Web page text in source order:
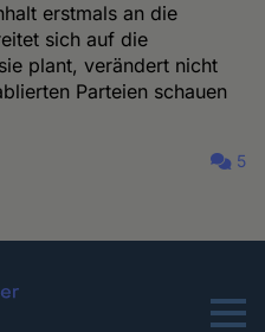
erstmals an die
sich auf die
plant, verändert nicht
Parteien schauen
5
Menu